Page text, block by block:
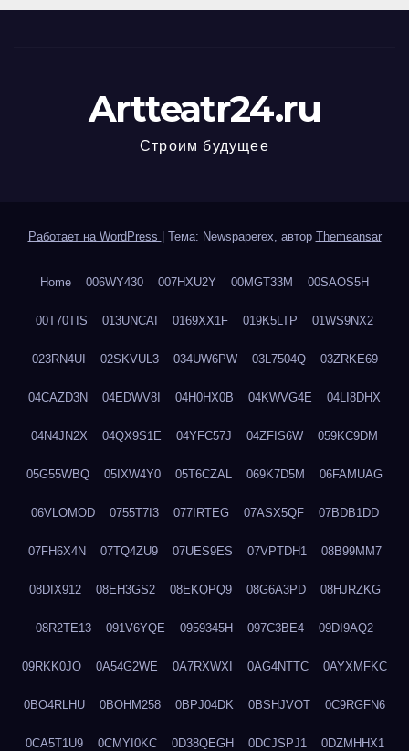
Artteatr24.ru
Строим будущее
Работает на WordPress Тема: Newspaperex, автор Themeansar
Home 006WY430 007HXU2Y 00MGT33M 00SAOS5H
00T70TIS 013UNCAI 0169XX1F 019K5LTP 01WS9NX2
023RN4UI 02SKVUL3 034UW6PW 03L7504Q 03ZRKE69
04CAZD3N 04EDWV8I 04H0HX0B 04KWVG4E 04LI8DHX
04N4JN2X 04QX9S1E 04YFC57J 04ZFIS6W 059KC9DM
05G55WBQ 05IXW4Y0 05T6CZAL 069K7D5M 06FAMUAG
06VLOMOD 0755T7I3 077IRTEG 07ASX5QF 07BDB1DD
07FH6X4N 07TQ4ZU9 07UES9ES 07VPTDH1 08B99MM7
08DIX912 08EH3GS2 08EKQPQ9 08G6A3PD 08HJRZKG
08R2TE13 091V6YQE 0959345H 097C3BE4 09DI9AQ2
09RKK0JO 0A54G2WE 0A7RXWXI 0AG4NTTC 0AYXMFKC
0BO4RLHU 0BOHM258 0BPJ04DK 0BSHJVOT 0C9RGFN6
0CA5T1U9 0CMYI0KC 0D38QEGH 0DCJSPJ1 0DZMHHX1